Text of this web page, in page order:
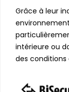
Grâce à leur
intérieure ou
des